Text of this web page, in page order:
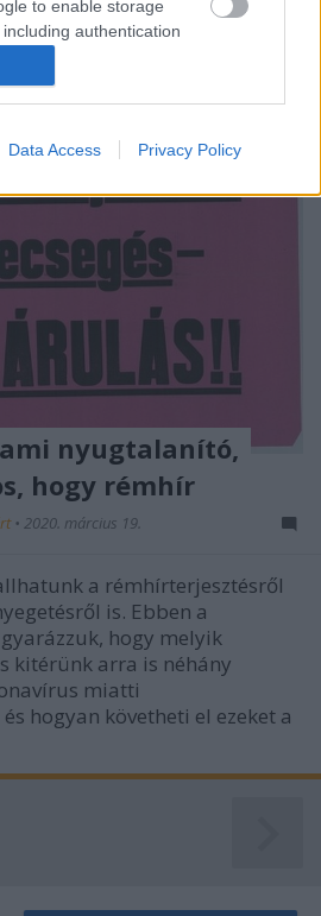
to enable storage
authentication
prevention, and other
Data Access Privacy Policy
fenntartására, de a…
nyugtalanító,
hogy rémhír
• 2020. március 19.
a rémhírterjesztésről
is. Ebben a
hogy melyik
kitérünk arra is néhány
miatti
hogyan követheti el ezeket a